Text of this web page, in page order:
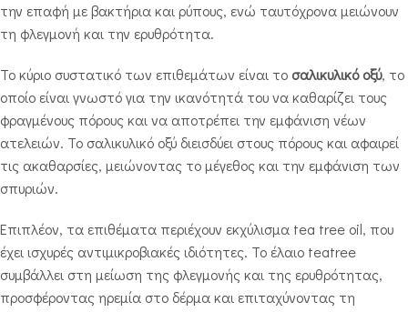
την επαφή με βακτήρια και ρύπους, ενώ ταυτόχρονα μειώνουν
τη φλεγμονή και την ερυθρότητα.
Το κύριο συστατικό των επιθεμάτων είναι το σαλικυλικό οξύ, το
οποίο είναι γνωστό για την ικανότητά του να καθαρίζει τους
φραγμένους πόρους και να αποτρέπει την εμφάνιση νέων
ατελειών. Το σαλικυλικό οξύ διεισδύει στους πόρους και αφαιρεί
τις ακαθαρσίες, μειώνοντας το μέγεθος και την εμφάνιση των
σπυριών.
Επιπλέον, τα επιθέματα περιέχουν εκχύλισμα tea tree oil, που
έχει ισχυρές αντιμικροβιακές ιδιότητες. Το έλαιο teatree
συμβάλλει στη μείωση της φλεγμονής και της ερυθρότητας,
προσφέροντας ηρεμία στο δέρμα και επιταχύνοντας τη